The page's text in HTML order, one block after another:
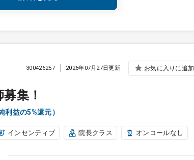
集！
益の5%還元）
300426257 2026年07月27日更新 お気に入りに追加
インセンティブ 院長クラス オンコールなし